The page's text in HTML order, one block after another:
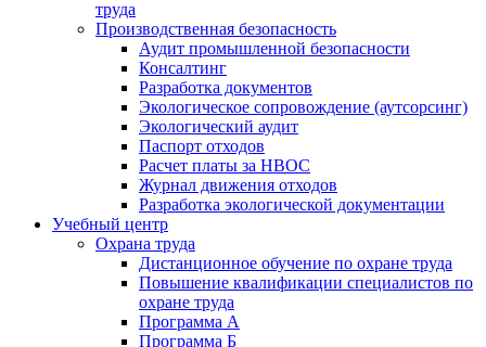
труда
Производственная безопасность
Аудит промышленной безопасности
Консалтинг
Разработка документов
Экологическое сопровождение (аутсорсинг)
Экологический аудит
Паспорт отходов
Расчет платы за НВОС
Журнал движения отходов
Разработка экологической документации
Учебный центр
Охрана труда
Дистанционное обучение по охране труда
Повышение квалификации специалистов по
охране труда
Программа А
Программа Б